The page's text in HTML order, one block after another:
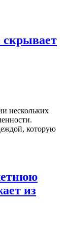
скрывает
нескольких
которую
из